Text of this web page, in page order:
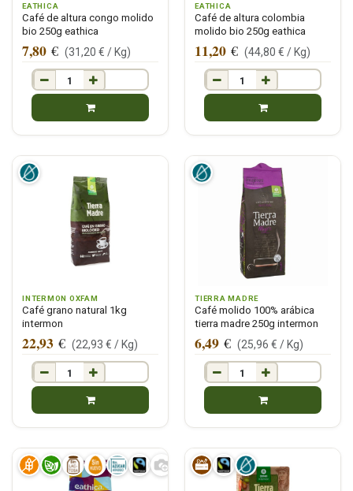
EATHICA
Café de altura congo molido
bio 250g eathica
7,80 € (31,20 € / Kg)
EATHICA
Café de altura colombia
molido bio 250g eathica
11,20 € (44,80 € / Kg)
INTERMON OXFAM
Café grano natural 1kg
intermon
22,93 € (22,93 € / Kg)
TIERRA MADRE
Café molido 100% arábica
tierra madre 250g intermon
6,49 € (25,96 € / Kg)